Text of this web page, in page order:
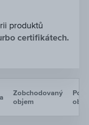
produktů
certifikátech.
Zobchodovaný
objem